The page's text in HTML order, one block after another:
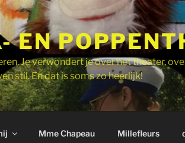
EN
Je verwondert je over het theater,
stil. En dat is soms zo heerlijk!
Mme Chapeau Millefleurs